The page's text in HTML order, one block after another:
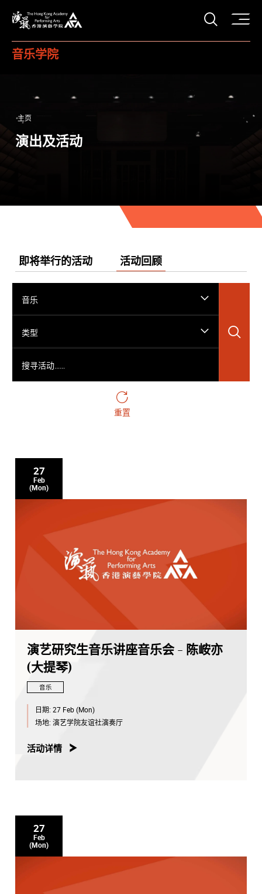
打开
音乐学院
主页
演出及活动
即将举行的活动 活动回顾
音乐
类型
重置
27
Feb
(Mon)
演艺研究生音乐讲座音乐会 - 陈峖亦
(大提琴)
音乐
日期: 27 Feb (Mon)
场地: 演艺学院友谊社演奏厅
活动详情
27
Feb
(Mon)